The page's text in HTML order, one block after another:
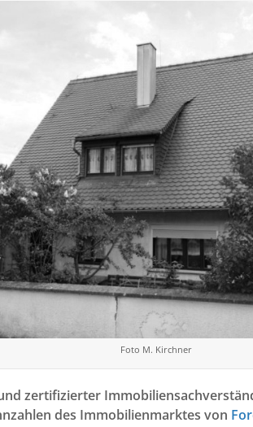
Foto M. Kirchner
zertifizierter
des Immobilienmarktes von